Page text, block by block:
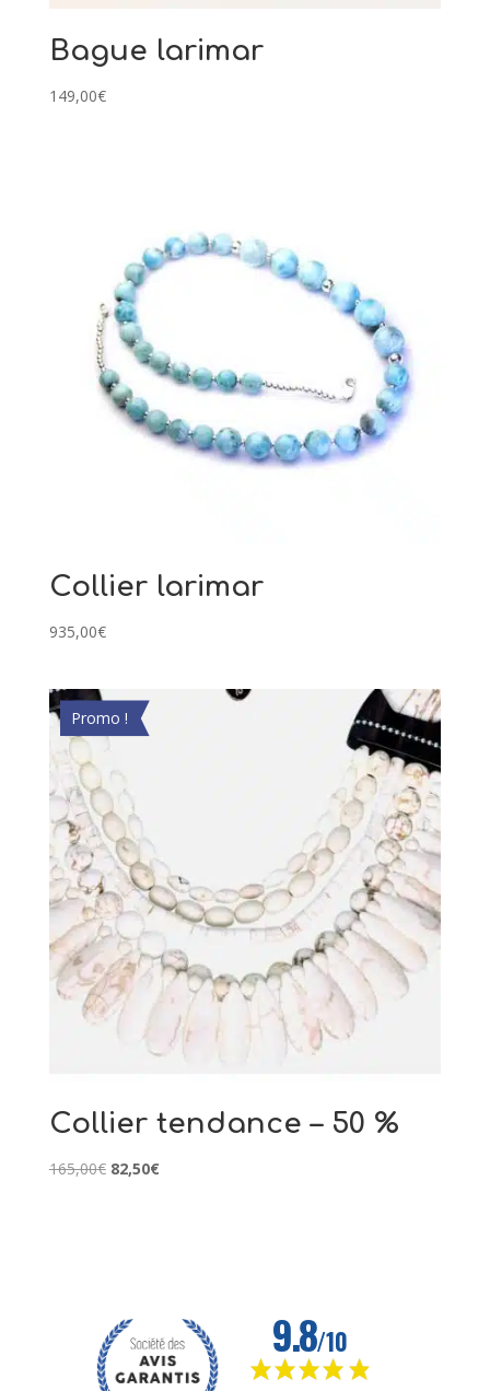
Bague larimar
149,00€
Collier larimar
935,00€
Promo !
Collier tendance – 50 %
165,00€ Le
82,50€Le